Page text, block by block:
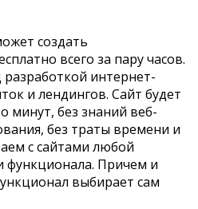
создать
всего за пару часов.
интернет-
и лендингов. Сайт будет
минут, без знаний веб-
без траты времени и
с сайтами любой
функционала. Причем и
выбирает сам